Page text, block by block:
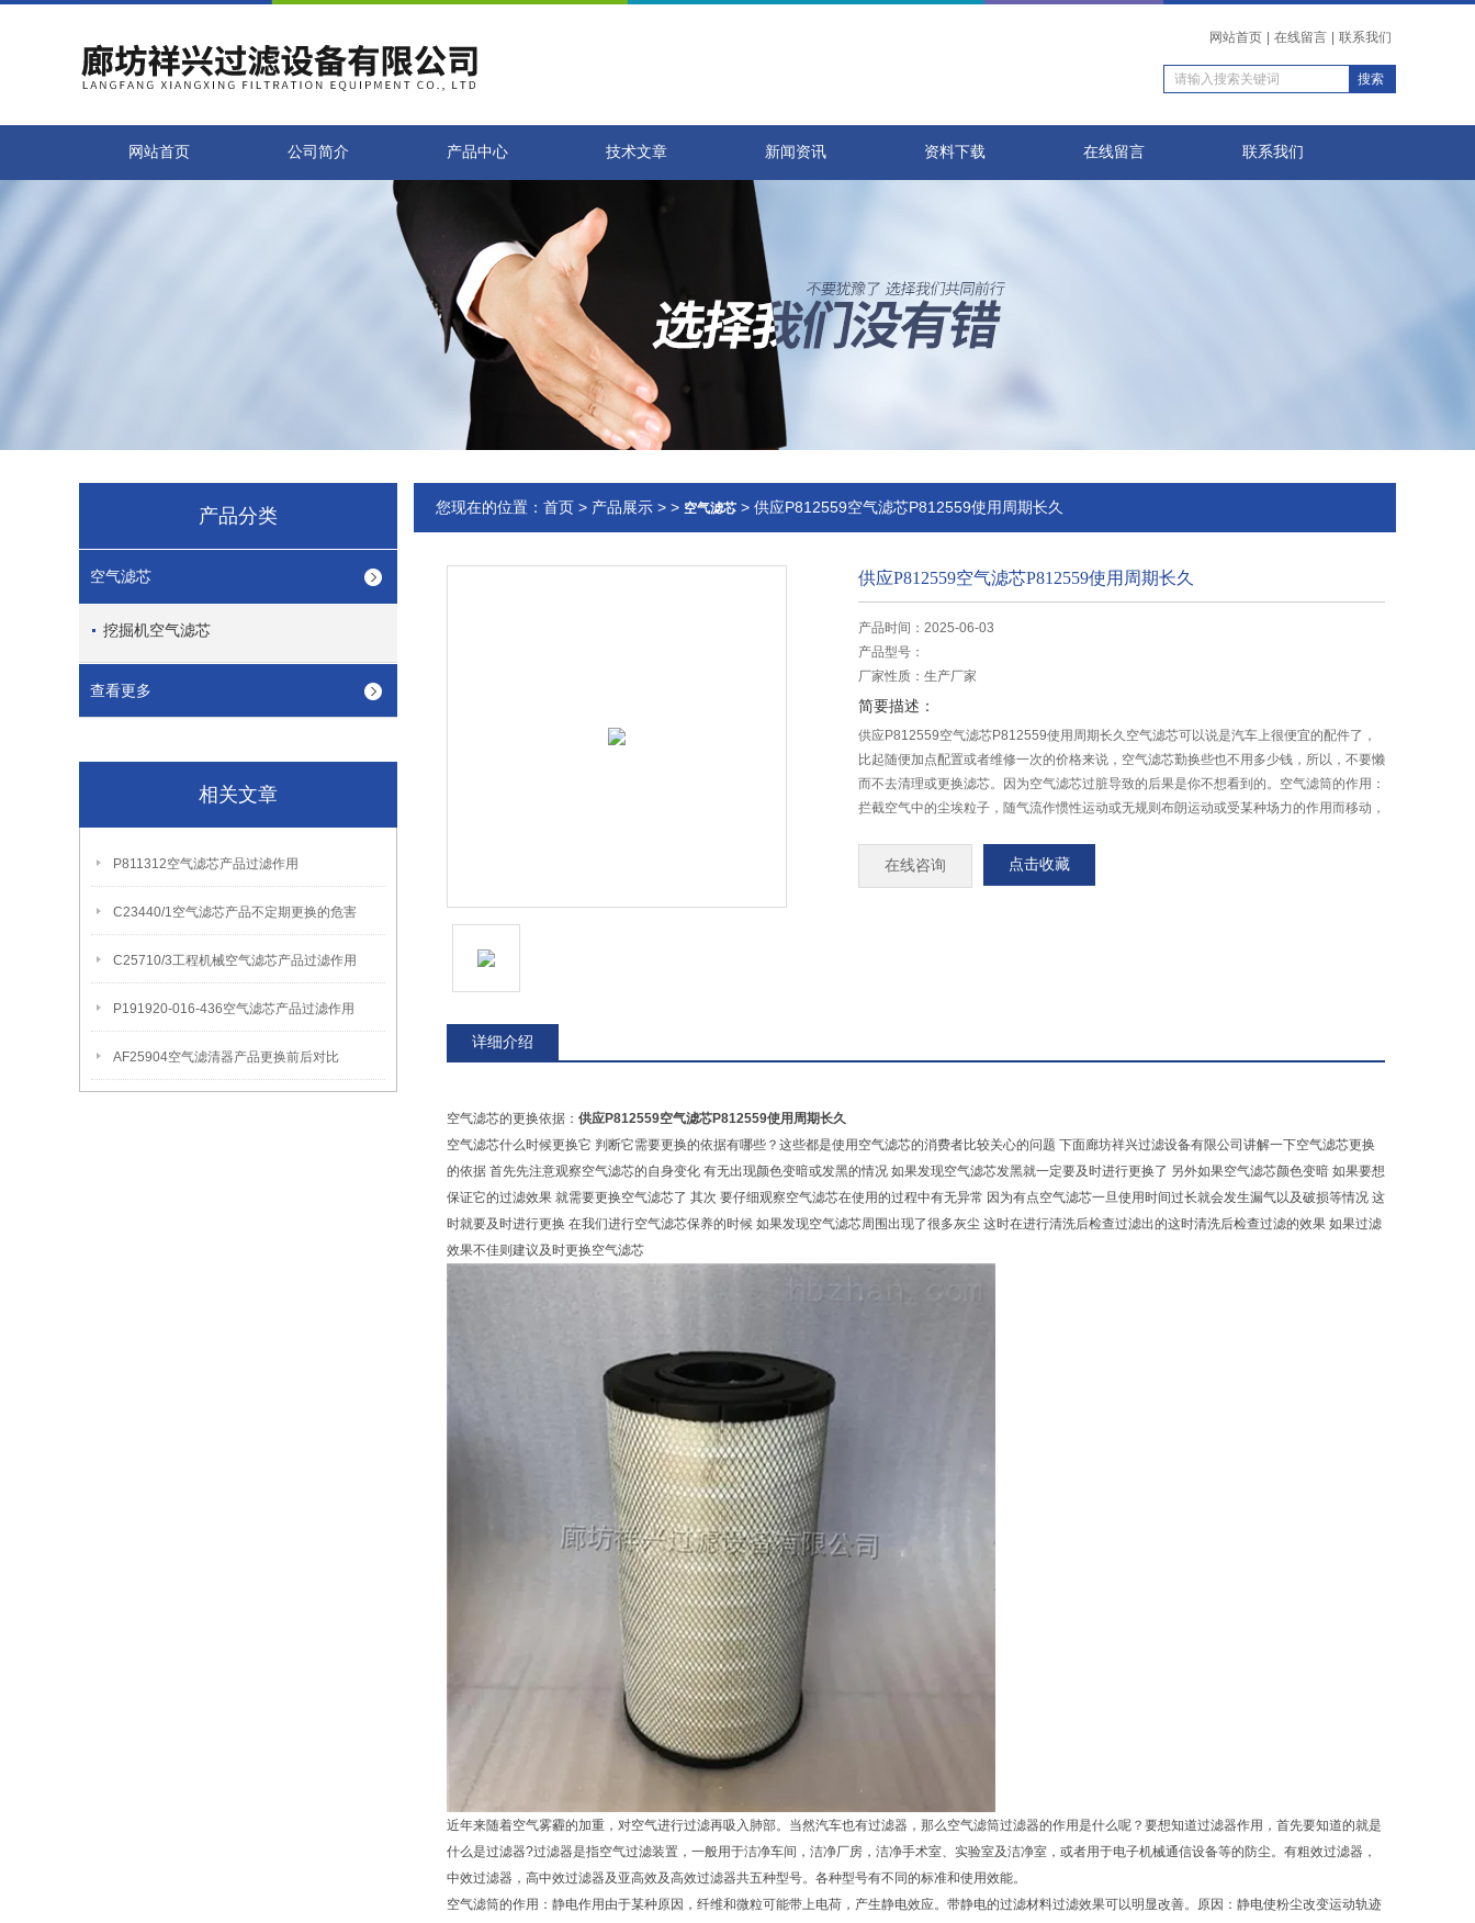
网站首页 在线留言 联系我们
网站首页 公司简介 产品中心 技术文章 新闻资讯 资料下载 在线留言 联系我们
产品分类
空气滤芯
挖掘机空气滤芯
查看更多
相关文章
P811312空气滤芯产品过滤作用
C23440/1空气滤芯产品不定期更换的危害
C25710/3工程机械空气滤芯产品过滤作用
P191920-016-436空气滤芯产品过滤作用
AF25904空气滤清器产品更换前后对比
您现在的位置： 首页 > 产品展示 > > 空气滤芯 > 供应P812559空气滤芯P812559使用周期长久
供应P812559空气滤芯P812559使用周期长久
产品时间：2025-06-03
产品型号：
厂家性质： 生产厂家
简要描述：
供应P812559空气滤芯P812559使用周期长久空气滤芯可以说是汽车上很便宜的配件了，
比起随便加点配置或者维修一次的价格来说，空气滤芯勤换些也不用多少钱，所以，不要懒
而不去清理或更换滤芯。因为空气滤芯过脏导致的后果是你不想看到的。空气滤筒的作用：
拦截空气中的尘埃粒子，随气流作惯性运动或无规则布朗运动或受某种场力的作用而移动，
在线咨询 点击收藏
详细介绍
空气滤芯的更换依据： 供应P812559空气滤芯P812559使用周期长久
空气滤芯什么时候更换它 判断它需要更换的依据有哪些？这些都是使用空气滤芯的消费者比较关心的问题 下面廊坊祥兴过滤设备有限公司讲解一下空气滤芯更换
的依据 首先先注意观察空气滤芯的自身变化 有无出现颜色变暗或发黑的情况 如果发现空气滤芯发黑就一定要及时进行更换了 另外如果空气滤芯颜色变暗 如果要想
保证它的过滤效果 就需要更换空气滤芯了 其次 要仔细观察空气滤芯在使用的过程中有无异常 因为有点空气滤芯一旦使用时间过长就会发生漏气以及破损等情况 这
时就要及时进行更换 在我们进行空气滤芯保养的时候 如果发现空气滤芯周围出现了很多灰尘 这时在进行清洗后检查过滤出的这时清洗后检查过滤的效果 如果过滤
效果不佳则建议及时更换空气滤芯
近年来随着空气雾霾的加重，对空气进行过滤再吸入肺部。当然汽车也有过滤器，那么空气滤筒过滤器的作用是什么呢？要想知道过滤器作用，首先要知道的就是
什么是过滤器?过滤器是指空气过滤装置，一般用于洁净车间，洁净厂房，洁净手术室、实验室及洁净室，或者用于电子机械通信设备等的防尘。有粗效过滤器，
中效过滤器，高中效过滤器及亚高效及高效过滤器共五种型号。各种型号有不同的标准和使用效能。
空气滤筒的作用：静电作用由于某种原因，纤维和微粒可能带上电荷，产生静电效应。带静电的过滤材料过滤效果可以明显改善。原因：静电使粉尘改变运动轨迹